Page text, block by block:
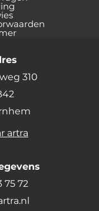
310
artra
75 72